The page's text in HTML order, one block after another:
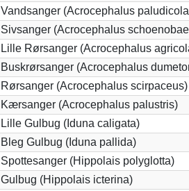
Vandsanger (Acrocephalus
Sivsanger (Acrocephalus
Lille Rørsanger (Acrocephalus
Buskrørsanger (Acrocephalus
Rørsanger (Acrocephalus scirpaceus)
Kærsanger (Acrocephalus palustris)
Lille Gulbug (Iduna caligata)
Bleg Gulbug (Iduna pallida)
Spottesanger (Hippolais polyglotta)
Gulbug (Hippolais icterina)